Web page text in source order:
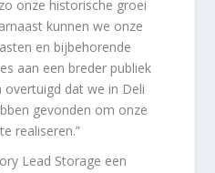
onze historische groei
kunnen we onze
en bijbehorende
aan een breder publiek
overtuigd dat we in Deli
gevonden om onze
realiseren.”
Lead Storage een